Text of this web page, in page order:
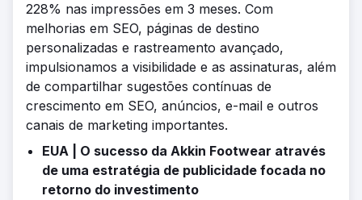
228% nas impressões em 3 meses. Com
melhorias em SEO, páginas de destino
personalizadas e rastreamento avançado,
impulsionamos a visibilidade e as assinaturas, além
de compartilhar sugestões contínuas de
crescimento em SEO, anúncios, e-mail e outros
canais de marketing importantes.
EUA | O sucesso da Akkin Footwear através
de uma estratégia de publicidade focada no
retorno do investimento